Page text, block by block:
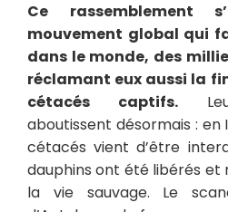
Ce rassemblement
mouvement global qui
dans le monde, des
réclamant eux aussi la
cétacés captifs.
aboutissent désormais : en
cétacés vient d’être
dauphins ont été libérés et
la vie sauvage. Le